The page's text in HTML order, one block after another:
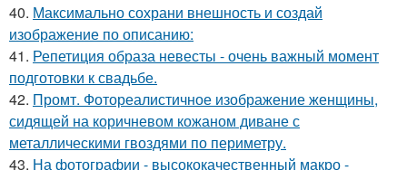
40. Максимально сохрани внешность и создай
изображение по описанию:
41. Репетиция образа невесты - очень важный момент
подготовки к свадьбе.
42. Промт. Фотореалистичное изображение женщины,
сидящей на коричневом кожаном диване с
металлическими гвоздями по периметру.
43. На фотографии - высококачественный макро -